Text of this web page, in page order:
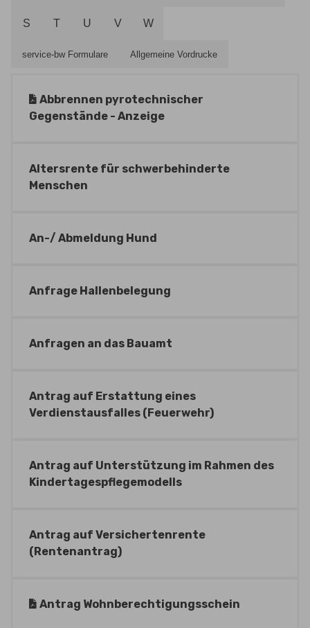
S T U V W
service-bw Formulare Allgemeine Vordrucke
Abbrennen pyrotechnischer
Gegenstände - Anzeige
Altersrente für schwerbehinderte
Menschen
An-/ Abmeldung Hund
Anfrage Hallenbelegung
Anfragen an das Bauamt
Antrag auf Erstattung eines
Verdienstausfalles (Feuerwehr)
Antrag auf Unterstützung im Rahmen des
Kindertagespflegemodells
Antrag auf Versichertenrente
(Rentenantrag)
Antrag Wohnberechtigungsschein